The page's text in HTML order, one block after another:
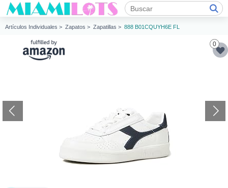
Artículos Individuales > Zapatos > Zapatillas > 888 B01CQUYH6E FL
0